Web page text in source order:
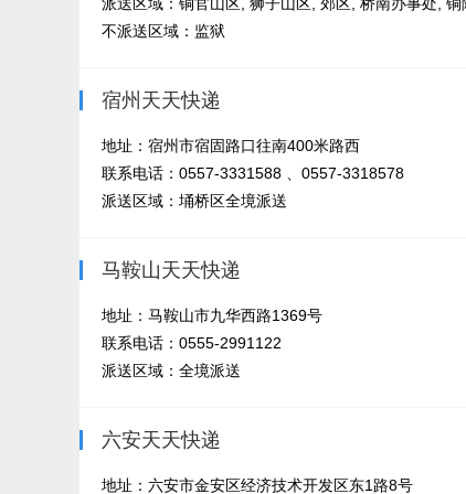
不派送区域：监狱
宿州天天快递
地址：宿州市宿固路口往南400米路西
联系电话：0557-3331588 、0557-3318578
派送区域：埇桥区全境派送
马鞍山天天快递
地址：马鞍山市九华西路1369号
联系电话：0555-2991122
派送区域：全境派送
六安天天快递
地址：六安市金安区经济技术开发区东1路8号